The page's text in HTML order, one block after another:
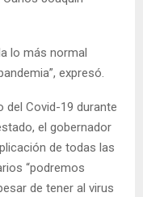
lo más normal
expresó.
Covid-19 durante
el gobernador
de todas las
“podremos
de tener al virus